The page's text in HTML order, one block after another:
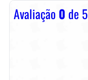
Avaliação0 de 5